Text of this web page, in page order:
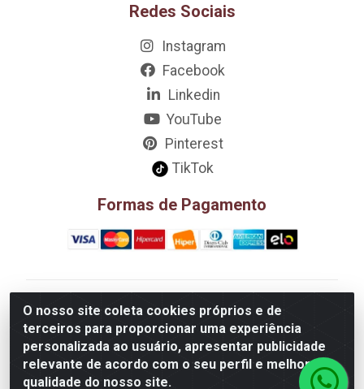
O nosso site coleta cookies próprios e de
terceiros para proporcionar uma experiência
personalizada ao usuário, apresentar publicidade
relevante de acordo com o seu perfil e melhorar a
qualidade do nosso site.
Redes Sociais
Instagram
Facebook
Linkedin
YouTube
Pinterest
TikTok
Formas de Pagamento
D&A Decoração e Ambientação LTDA - Rua Riachão,
807 – 3A, 4A, 5A, 12A, 14A - Muribeca, Jaboatão dos
Guararapes/PE - CEP 54.355-057 - CNPJ
08.749.430/0002-01